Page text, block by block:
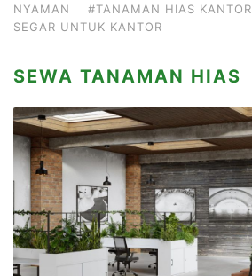
NYAMAN
#TANAMAN HIAS KANTOR
SEGAR UNTUK KANTOR
SEWA TANAMAN HIAS